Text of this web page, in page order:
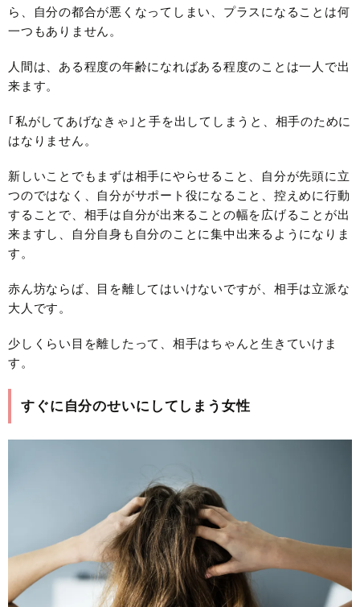
ら、自分の都合が悪くなってしまい、プラスになることは何
一つもありません。
人間は、ある程度の年齢になればある程度のことは一人で出
来ます。
｢私がしてあげなきゃ｣と手を出してしまうと、相手のために
はなりません。
新しいことでもまずは相手にやらせること、自分が先頭に立
つのではなく、自分がサポート役になること、控えめに行動
することで、相手は自分が出来ることの幅を広げることが出
来ますし、自分自身も自分のことに集中出来るようになりま
す。
赤ん坊ならば、目を離してはいけないですが、相手は立派な
大人です。
少しくらい目を離したって、相手はちゃんと生きていけま
す。
すぐに自分のせいにしてしまう女性